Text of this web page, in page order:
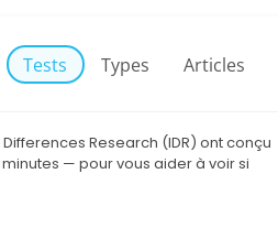
Tests Types Articles
Research (IDR) ont conçu
— pour vous aider à voir si